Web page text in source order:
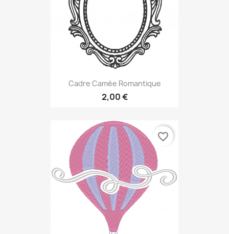
Cadre Camée Romantique
2,00 €
favorite_border